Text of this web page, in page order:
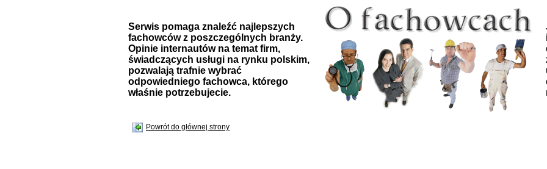
Serwis pomaga znaleźć najlepszych
fachowców z poszczególnych branży.
Opinie internautów na temat firm,
świadczących usługi na rynku polskim,
pozwalają trafnie wybrać
odpowiedniego fachowca, którego
właśnie potrzebujecie.
Powrót do głównej strony